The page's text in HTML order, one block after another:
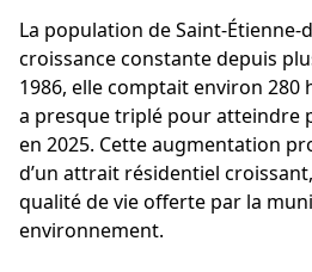
La population de Saint-Étienne-
croissance constante depuis
1986, elle comptait environ 280
a presque triplé pour atteindre
en 2025. Cette augmentation
d’un attrait résidentiel
qualité de vie offerte par la
environnement.